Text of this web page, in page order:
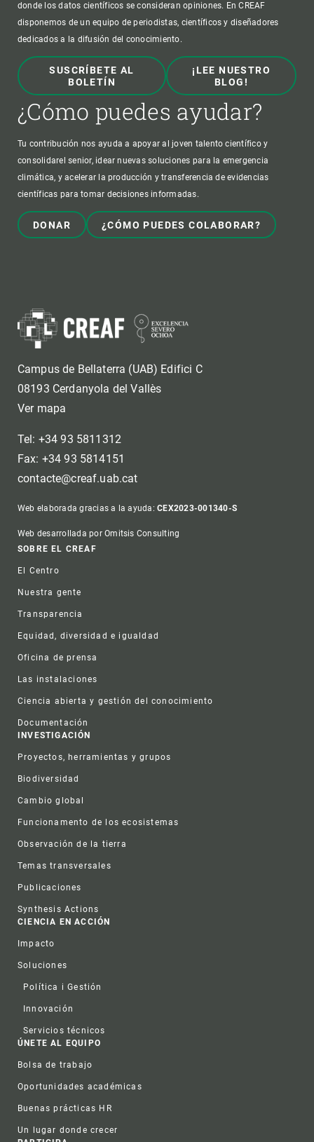
donde los datos científicos se consideran opiniones. En CREAF
disponemos de un equipo de periodistas, científicos y diseñadores
dedicados a la difusión del conocimiento.
SUSCRÍBETE AL
BOLETÍN
¡LEE NUESTRO
BLOG!
¿Cómo puedes ayudar?
Tu contribución nos ayuda a apoyar al joven talento científico y
consolidarel senior, idear nuevas soluciones para la emergencia
climática, y acelerar la producción y transferencia de evidencias
científicas para tomar decisiones informadas.
DONAR ¿CÓMO PUEDES COLABORAR?
Campus de Bellaterra (UAB) Edifici C
08193 Cerdanyola del Vallès
Ver mapa
Tel: +34 93 5811312
Fax: +34 93 5814151
contacte@creaf.uab.cat
Web elaborada gracias a la ayuda:CEX2023-001340-S
Web desarrollada por Omitsis Consulting
Footer
SOBRE EL CREAF
El Centro
Nuestra gente
Transparencia
Equidad, diversidad e igualdad
Oficina de prensa
Las instalaciones
Ciencia abierta y gestión del conocimiento
Documentación
INVESTIGACIÓN
Proyectos, herramientas y grupos
Biodiversidad
Cambio global
Funcionamento de los ecosistemas
Observación de la tierra
Temas transversales
Publicaciones
Synthesis Actions
CIENCIA EN ACCIÓN
Impacto
Soluciones
Política i Gestión
Innovación
Servicios técnicos
ÚNETE AL EQUIPO
Bolsa de trabajo
Oportunidades académicas
Buenas prácticas HR
Un lugar donde crecer